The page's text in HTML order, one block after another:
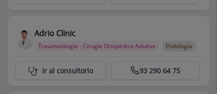
Adrio Clinic
Traumatología - Cirugía Ortopédica Adultos Podología
Centro Médico Teknon 93 290 64 75
Ir al consultorio